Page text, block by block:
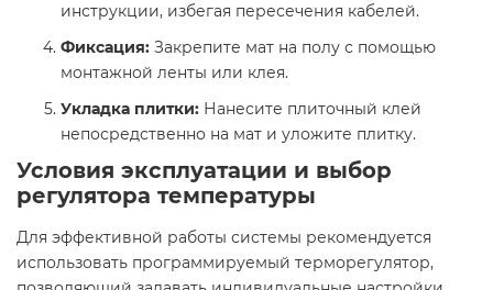
инструкции, избегая пересечения кабелей.​
Фиксация: Закрепите мат на полу с помощью
монтажной ленты или клея.​
Укладка плитки: Нанесите плиточный клей
непосредственно на мат и уложите плитку.​
Условия эксплуатации и выбор
регулятора температуры
Для эффективной работы системы рекомендуется
использовать программируемый терморегулятор,